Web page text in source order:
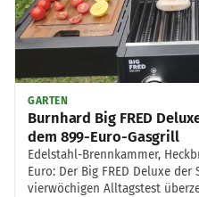
GARTEN
Burnhard Big FRED
dem 899-Euro-Gasgrill
Edelstahl-Brennkammer,
Euro: Der Big FRED Deluxe
vierwöchigen Alltagstest